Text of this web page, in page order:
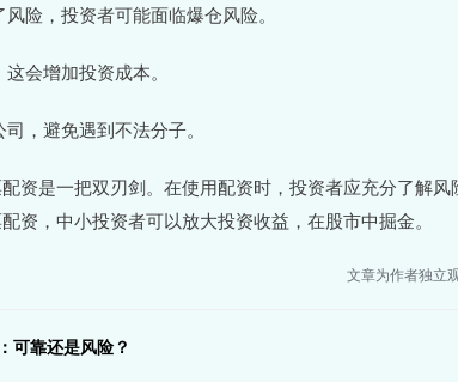
险，投资者可能面临爆仓风险。
会增加投资成本。
，避免遇到不法分子。
资是一把双刃剑。在使用配资时，投资者应充分了解
资，中小投资者可以放大投资收益，在股市中掘金。
文章为作者独立
可靠还是风险？